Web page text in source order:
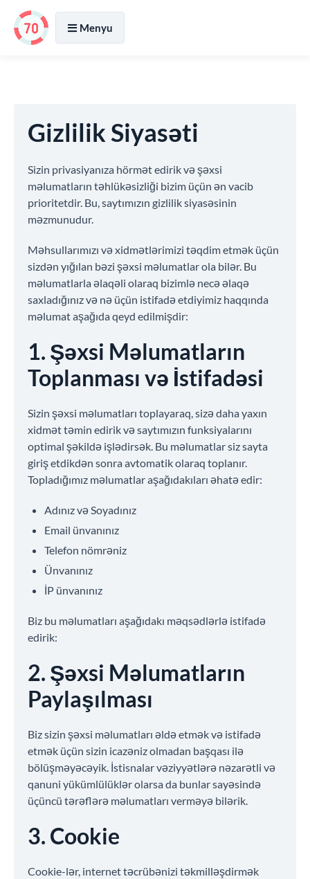
Menyu
Gizlilik Siyasəti
Sizin privasiyanıza hörmət edirik və şəxsi
məlumatların təhlükəsizliği bizim üçün ən vacib
prioritetdir. Bu, saytımızın gizlilik siyasəsinin
məzmunudur.
Məhsullarımızı və xidmətlərimizi təqdim etmək üçün
sizdən yığılan bəzi şəxsi məlumatlar ola bilər. Bu
məlumatlarla əlaqəli olaraq bizimlə necə əlaqə
saxladığınız və nə üçün istifadə etdiyimiz haqqında
məlumat aşağıda qeyd edilmişdir:
1. Şəxsi Məlumatların
Toplanması və İstifadəsi
Sizin şəxsi məlumatları toplayaraq, sizə daha yaxın
xidmət təmin edirik və saytımızın funksiyalarını
optimal şəkildə işlədirsək. Bu məlumatlar siz sayta
giriş etdikdən sonra avtomatik olaraq toplanır.
Topladığımız məlumatlar aşağıdakıları əhatə edir:
Adınız və Soyadınız
Email ünvanınız
Telefon nömrəniz
Ünvanınız
İP ünvanınız
Biz bu məlumatları aşağıdakı məqsədlərlə istifadə
edirik:
2. Şəxsi Məlumatların
Paylaşılması
Biz sizin şəxsi məlumatları əldə etmək və istifadə
etmək üçün sizin icazəniz olmadan başqası ilə
bölüşməyəcəyik. İstisnalar vəziyyətlərə nəzarətli və
qanuni yükümlülüklər olarsa da bunlar sayəsində
üçüncü tərəflərə məlumatları verməyə bilərik.
3. Cookie
Cookie-lər, internet təcrübənizi təkmilləşdirmək